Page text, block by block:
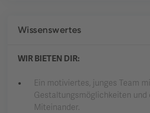
Wissenswertes
WIR BIETEN DIR:
Ein motiviertes, junges Team
Gestaltungsmöglichkeiten und
Miteinander.